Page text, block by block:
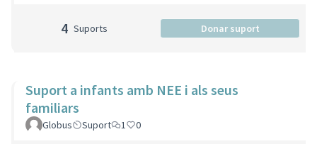
4 Suports Donar suport
Suport a infants amb NEE i als seus
familiars
Globus Suport 1 0